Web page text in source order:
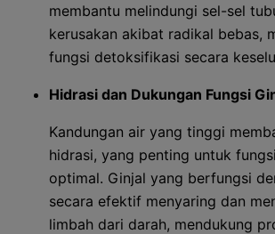
membantu melindungi sel-sel
kerusakan akibat radikal bebas,
fungsi detoksifikasi secara
Hidrasi dan Dukungan Fungsi
Kandungan air yang tinggi
hidrasi, yang penting untuk
optimal. Ginjal yang berfungsi
secara efektif menyaring dan
limbah dari darah, mendukung